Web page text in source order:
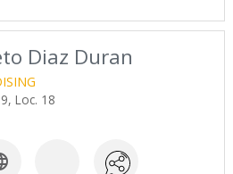
Diaz Duran
Loc. 18